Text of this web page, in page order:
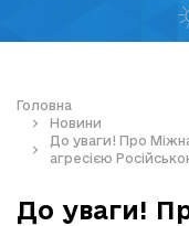
Головна
Новини
До уваги! Про
агресією
До уваги!